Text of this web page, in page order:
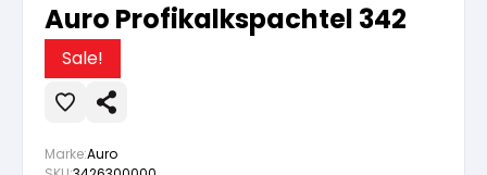
Wasserlösliche Grundierung
Vorbereitung
Autoreparatur
Vorbereitung
Innenfarben
Auro Profikalkspachtel 342
Sale!
Marke:Auro